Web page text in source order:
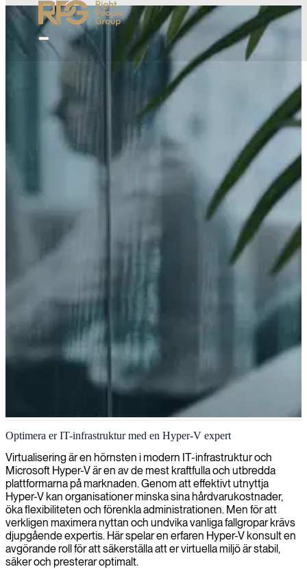
Hantering av Hyper-V-infrastruktur
Vi erbjuder Hyper-V-konsulter med djup expertis för att optimera
din virtualiseringsinfrastruktur, säkerställa systemstabilitet och hjälpa
din organisation att maximera fördelarna med Microsofts
virtualiseringsteknologi.
Optimera er IT-infrastruktur med en Hyper-V expert
Virtualisering är en hörnsten i modern IT-infrastruktur och
Microsoft Hyper-V är en av de mest kraftfulla och utbredda
plattformarna på marknaden. Genom att effektivt utnyttja
Hyper-V kan organisationer minska sina hårdvarukostnader,
öka flexibiliteten och förenkla administrationen. Men för att
verkligen maximera nyttan och undvika vanliga fallgropar krävs
djupgående expertis. Här spelar en erfaren Hyper-V konsult en
avgörande roll för att säkerställa att er virtuella miljö är stabil,
säker och presterar optimalt.